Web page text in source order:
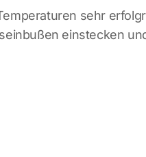
sehr
einstecken